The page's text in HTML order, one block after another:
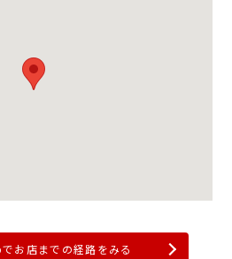
お店までの経路をみる